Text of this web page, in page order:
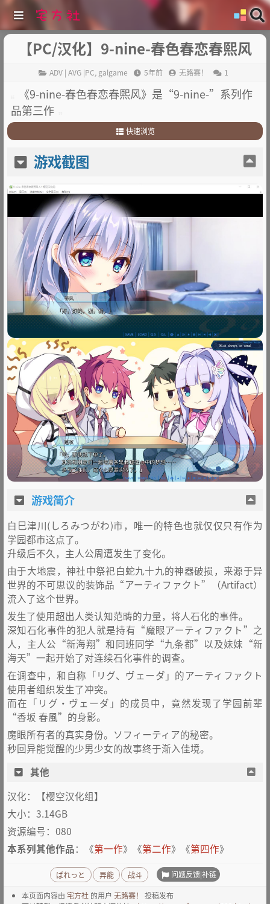
【PC/汉化】9-nine-春色春恋春熙风
ADV | AVG |PC, galgame 5年前 无路赛！ 1
《9-nine-春色春恋春熙风》是“9-nine-”系列作
品第三作
快速浏览
2.游戏简介
游戏截图
游戏简介
白巳津川(しろみつがわ)市，唯一的特色也就仅仅只有作为
学园都市这点了。
升级后不久，主人公周遭发生了变化。
由于大地震，神社中祭祀白蛇九十九的神器破损，来源于异
世界的不可思议的装饰品“アーティファクト”（Artifact）
流入了这个世界。
发生了使用超出人类认知范畴的力量，将人石化的事件。
深知石化事件的犯人就是持有“魔眼アーティファクト”之
人，主人公“新海翔”和同班同学“九条都”以及妹妹“新
海天”一起开始了对连续石化事件的调查。
在调查中，和自称「リグ、ヴェーダ」的アーティファクト
使用者组织发生了冲突。
而在「リグ・ヴェーダ」的成员中，竟然发现了学园前辈
“香坂 春風”的身影。
魔眼所有者的真实身份。ソフィーティア的秘密。
秒回异能觉醒的少男少女的故事终于渐入佳境。
其他
汉化：【樱空汉化组】
大小：3.14GB
资源编号：080
本系列其他作品：《第一作》《第二作》《第四作》
ぱれっと 异能 战斗 问题反馈|补链
本页面内容由 宅方社 的用户 无路赛！
投稿发布